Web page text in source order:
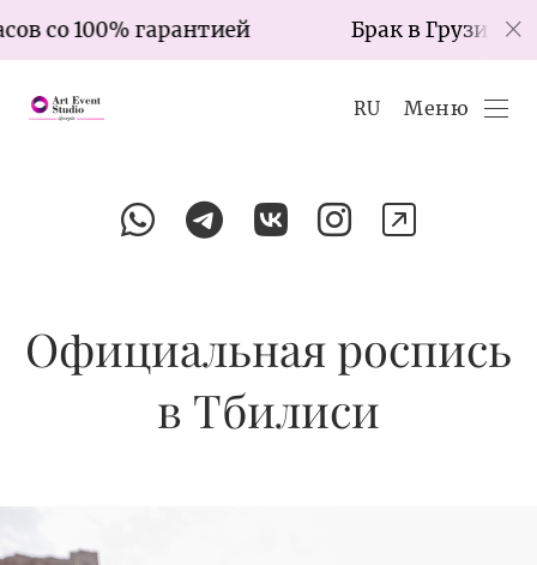
Брак в Грузии за 7 часов со
RU Меню
Официальная роспись
в Тбилиси